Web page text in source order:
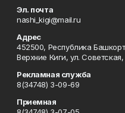
Эл. почта
nashi_kigi@mail.ru
Адрес
452500, Республика
Верхние Киги, ул. Советская,
Рекламная служба
8(34748) 3-09-69
Приемная